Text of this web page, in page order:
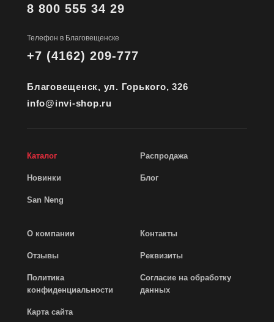
8 800 555 34 29
Телефон в Благовещенске
+7 (4162) 209-777
Благовещенск, ул. Горького, 326
info@invi-shop.ru
Каталог Распродажа
Новинки Блог
San Neng
О компании Контакты
Отзывы Реквизиты
Политика
конфиденциальности
Согласие на обработку
данных
Карта сайта